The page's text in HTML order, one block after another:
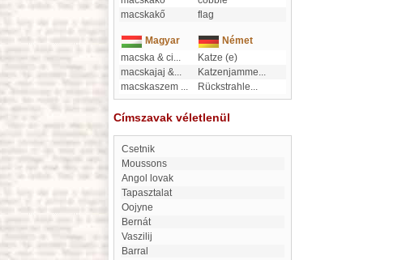
macskakő
flag
Magyar
Német
macska & ci...
Katze (e)
macskajaj &... Katzenjamme...
macskaszem ... Rückstrahle...
Címszavak véletlenül
csetnik
Moussons
Angol lovak
Tapasztalat
Oojyne
Bernát
Vaszilij
Barral